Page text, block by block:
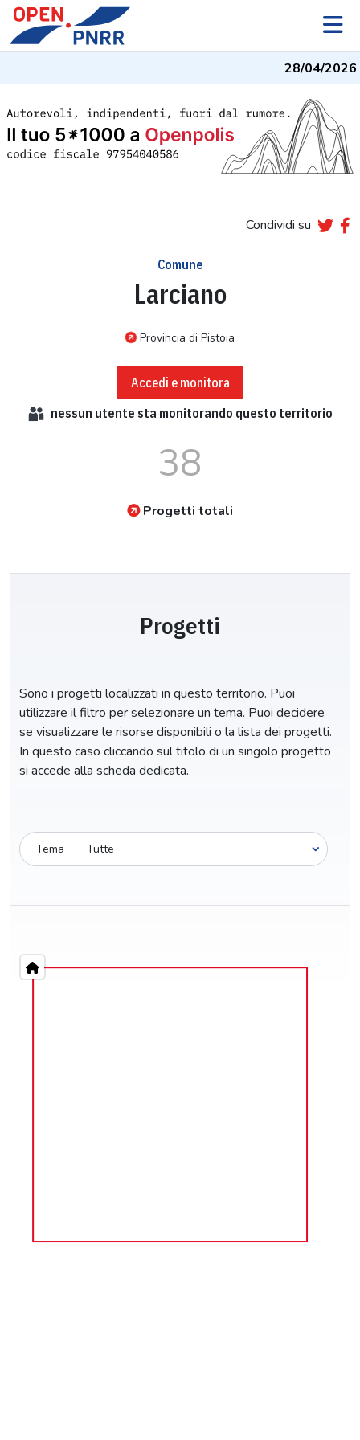
28/04/2026-
Condividi su
Comune
Larciano
Provincia di Pistoia
Accedi e monitora
nessun utente sta monitorando questo territorio
38
Progetti totali
Progetti
Sono i progetti localizzati in questo territorio. Puoi
utilizzare il filtro per selezionare un tema. Puoi decidere
se visualizzare le risorse disponibili o la lista dei progetti.
In questo caso cliccando sul titolo di un singolo progetto
si accede alla scheda dedicata.
Tema
Pro-capite